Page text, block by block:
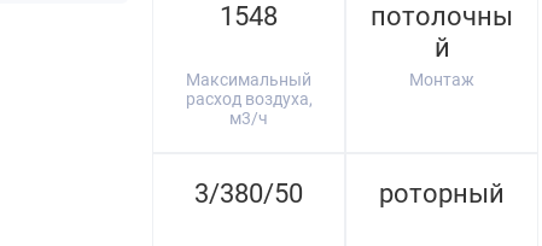
1548
Максимальный
расход воздуха,
м3/ч
потолочны
й
Монтаж
3/380/50 роторный